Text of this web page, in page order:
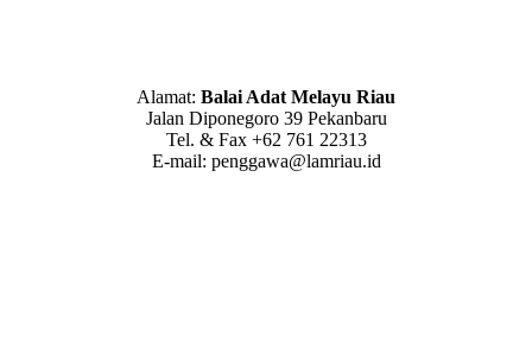
Alamat: Balai Adat Melayu Riau
Jalan Diponegoro 39 Pekanbaru
Tel. & Fax +62 761 22313
E-mail: penggawa@lamriau.id